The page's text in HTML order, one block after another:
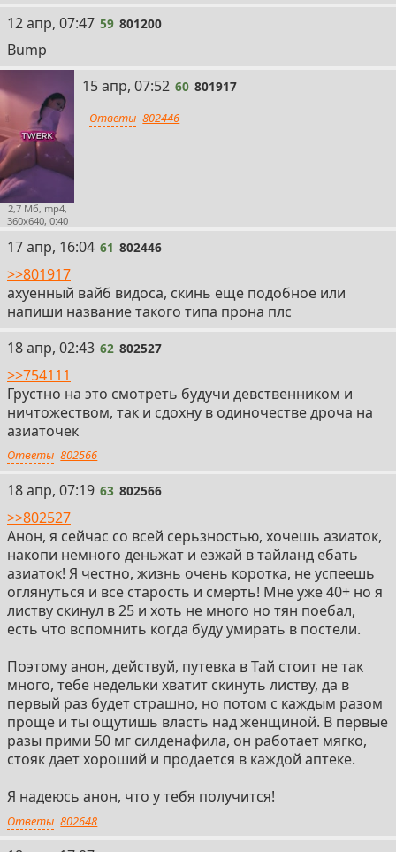
59
12 апр, 07:47 59 801200
Bump
2,7 Мб, mp4,
360x640, 0:40
60
15 апр, 07:52 60 801917
Ответы 802446
61
17 апр, 16:04 61 802446
>>801917
ахуенный вайб видоса, скинь еще подобное или
напиши название такого типа прона плс
62
18 апр, 02:43 62 802527
>>754111
Грустно на это смотреть будучи девственником и
ничтожеством, так и сдохну в одиночестве дроча на
азиаточек
Ответы 802566
63
18 апр, 07:19 63 802566
>>802527
Анон, я сейчас со всей серьзностью, хочешь азиаток,
накопи немного деньжат и езжай в тайланд ебать
азиаток! Я честно, жизнь очень коротка, не успеешь
оглянуться и все старость и смерть! Мне уже 40+ но я
листву скинул в 25 и хоть не много но тян поебал,
есть что вспомнить когда буду умирать в постели.
Поэтому анон, действуй, путевка в Тай стоит не так
много, тебе недельки хватит скинуть листву, да в
первый раз будет страшно, но потом с каждым разом
проще и ты ощутишь власть над женщиной. В первые
разы прими 50 мг силденафила, он работает мягко,
стояк дает хороший и продается в каждой аптеке.
Я надеюсь анон, что у тебя получится!
Ответы 802648